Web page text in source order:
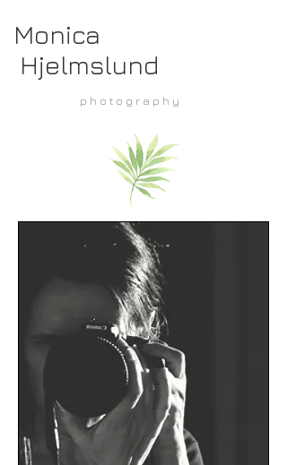
Monica
Hjelmslund
p h o t o g r a p h y